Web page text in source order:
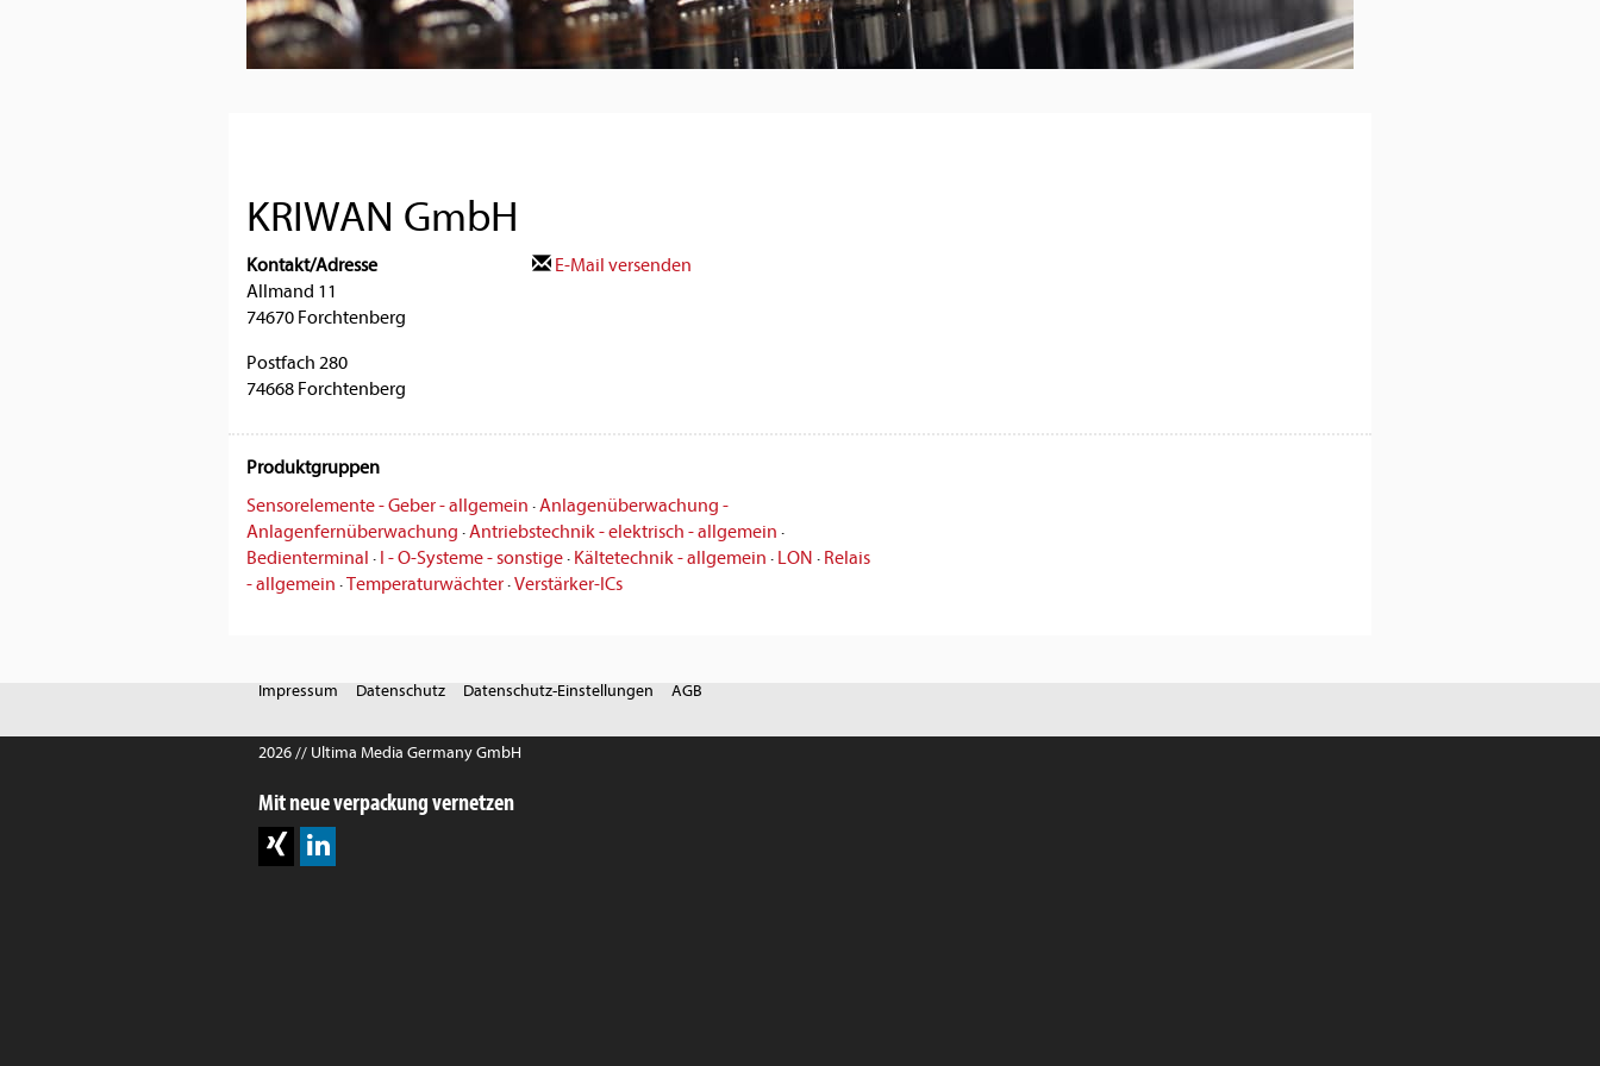
KRIWAN GmbH
Kontakt/Adresse
Allmand 11
74670 Forchtenberg
Postfach 280
74668 Forchtenberg
E-Mail versenden
Produktgruppen
Sensorelemente - Geber - allgemein ·Anlagenüberwachung -
Anlagenfernüberwachung ·Antriebstechnik - elektrisch - allgemein ·
Bedienterminal · I - O-Systeme - sonstige· Kältetechnik - allgemein · LON · Relais
- allgemein ·Temperaturwächter·Verstärker-ICs
Impressum Datenschutz Datenschutz-Einstellungen AGB
2026 // Ultima Media Germany GmbH
Mit neue verpackung vernetzen